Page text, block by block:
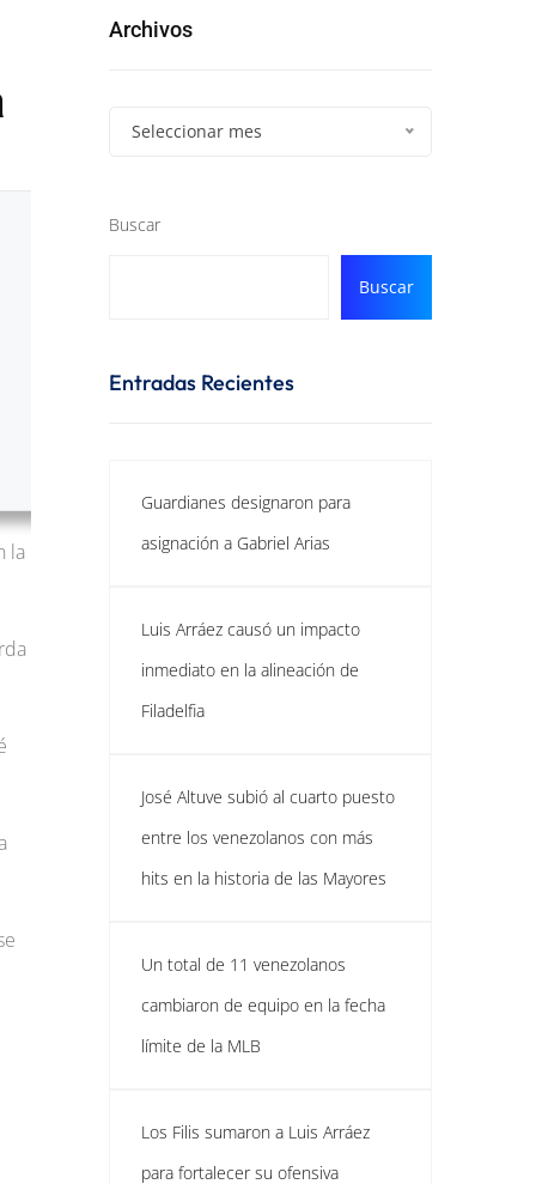
la
Archivos
Seleccionar mes
Buscar
Buscar
Entradas Recientes
Guardianes designaron para
asignación a Gabriel Arias
Luis Arráez causó un impacto
inmediato en la alineación de
Filadelfia
José Altuve subió al cuarto puesto
entre los venezolanos con más
hits en la historia de las Mayores
Un total de 11 venezolanos
cambiaron de equipo en la fecha
límite de la MLB
Los Filis sumaron a Luis Arráez
para fortalecer su ofensiva